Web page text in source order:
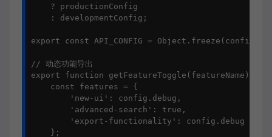
    ? productionConfig
    : developmentConfig;
export const API_CONFIG = Object.freeze(config);
// 动态功能导出
export function getFeatureToggle(featureName) {
    const features = {
        'new-ui': config.debug,
        'advanced-search': true,
        'export-functionality': config.debug
    };